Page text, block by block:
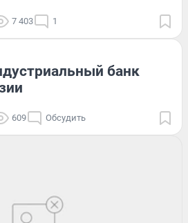
7 403 1
банк
609 Обсудить